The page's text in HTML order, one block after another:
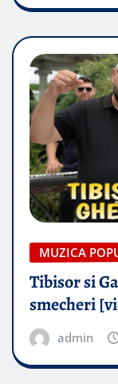
MUZICA
Tibisor si
smecheri
admin